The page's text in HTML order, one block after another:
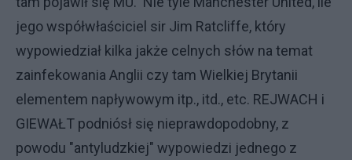
jego współwłaściciel sir Jim Ratcliffe, który
wypowiedział kilka jakże celnych słów na temat
zainfekowania Anglii czy tam Wielkiej Brytanii
elementem napływowym itp., itd., etc. REJWACH i
GIEWAŁT podniósł się nieprawdopodobny, z
powodu "antyludzkiej" wypowiedzi jednego z